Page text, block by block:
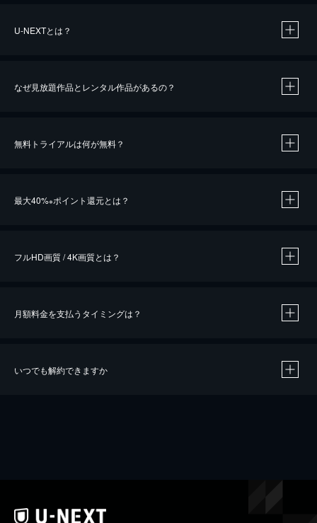
U-NEXTとは？
なぜ見放題作品とレンタル作品があるの？
無料トライアルは何が無料？
最大40%※ポイント還元とは？
※40％ポイント還元の対象は、クレジットカード決済による作品の購入 / レンタルです。
フルHD画質 / 4K画質とは？
月額料金を支払うタイミングは？
いつでも解約できますか